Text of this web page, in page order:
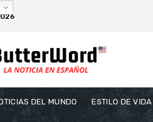
DEL MUNDO ESTILO DE VIDA